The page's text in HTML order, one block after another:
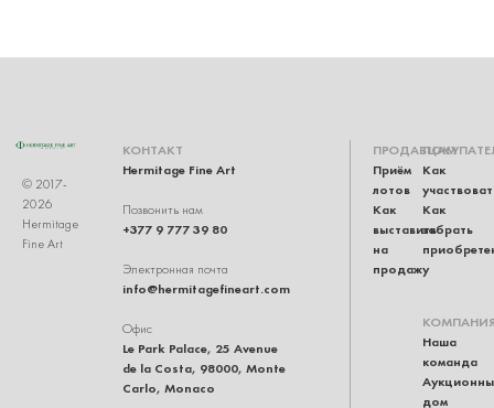
© 2017-
2026
Hermitage
Fine Art
КОНТАКТ
Hermitage Fine Art
Позвонить нам
+377 9 777 39 80
Электронная почта
info@hermitagefineart.com
Офис
Le Park Palace, 25 Avenue
de la Costa, 98000, Monte
Carlo, Monaco
ПРОДАВЦАМ
Приём
лотов
Как
выставить
на
продажу
Как
Как
забрать
Наша
команда
дом